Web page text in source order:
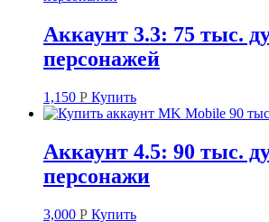
Аккаунт 3.3: 75 тыс.
персонажей
1,150 Р Купить
Аккаунт 4.5: 90 тыс.
персонажи
3,000 Р Купить